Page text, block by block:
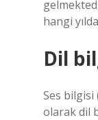
hangi
Dil
Ses
olarak dil